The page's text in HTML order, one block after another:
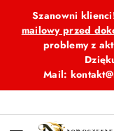
Przejdź do
Przejdź do
Przejdź do
Przejdź do
Przejdź do
Przejdź do
Szanowni
mailowy przed
problemy z
Mail: